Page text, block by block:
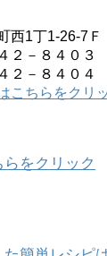
西1丁1-26-7Ｆ
２－８４０３
２－８４０４
こちらをクリ
をクリック